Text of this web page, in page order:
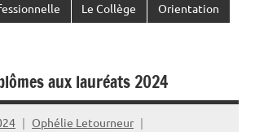
Le Collège Orientation
aux lauréats 2024
Ophélie Letourneur